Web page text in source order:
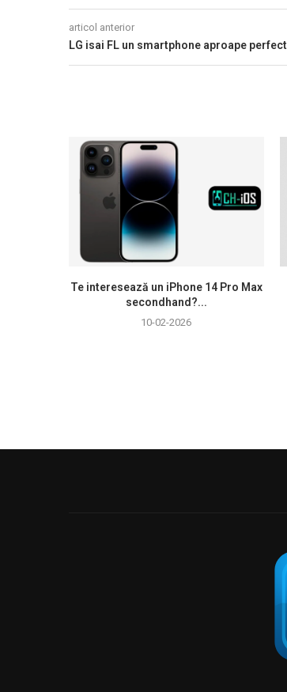
articol anterior
LG isai FL un smartphone aproape perfect
Te interesează un iPhone 14 Pro Max
secondhand?...
10-02-2026